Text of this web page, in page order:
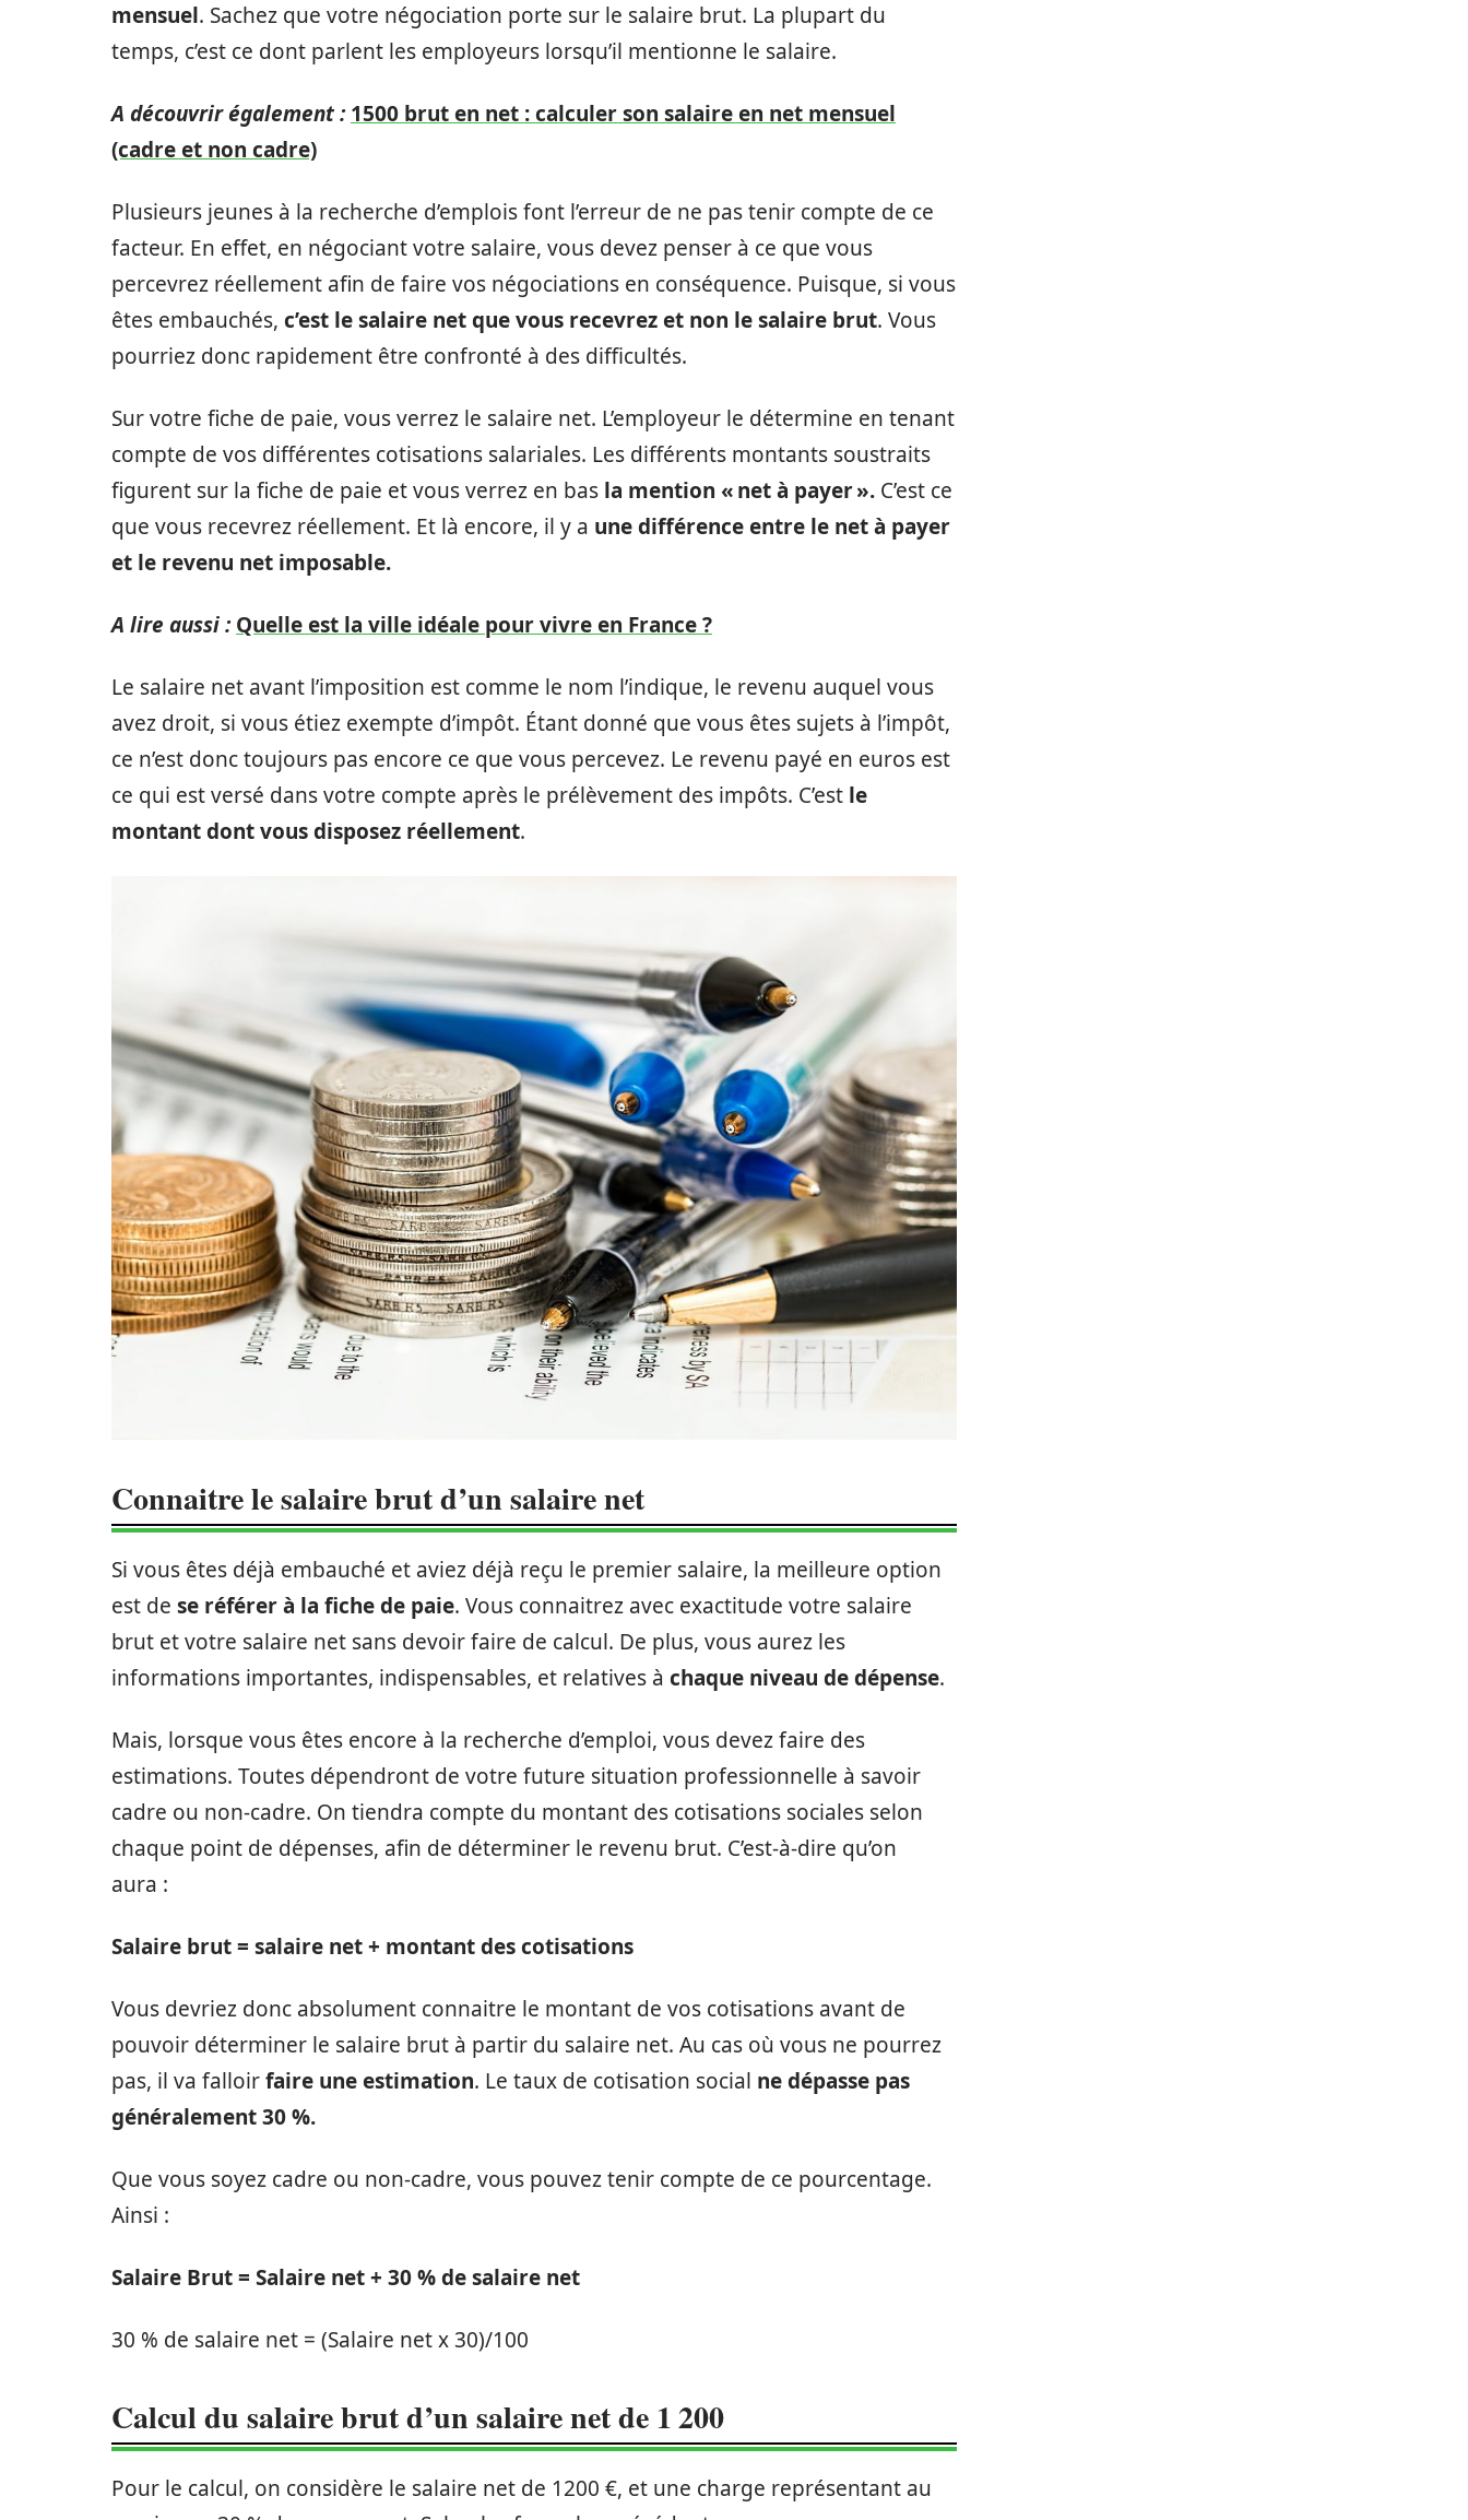
mensuel. Sachez que votre négociation porte sur le salaire brut. La plupart du
temps, c’est ce dont parlent les employeurs lorsqu’il mentionne le salaire.
A découvrir également : 1500 brut en net : calculer son salaire en net mensuel
(cadre et non cadre)
Plusieurs jeunes à la recherche d’emplois font l’erreur de ne pas tenir compte de ce
facteur. En effet, en négociant votre salaire, vous devez penser à ce que vous
percevrez réellement afin de faire vos négociations en conséquence. Puisque, si vous
êtes embauchés, c’est le salaire net que vous recevrez et non le salaire brut. Vous
pourriez donc rapidement être confronté à des difficultés.
Sur votre fiche de paie, vous verrez le salaire net. L’employeur le détermine en tenant
compte de vos différentes cotisations salariales. Les différents montants soustraits
figurent sur la fiche de paie et vous verrez en bas la mention « net à payer ». C’est ce
que vous recevrez réellement. Et là encore, il y a une différence entre le net à payer
et le revenu net imposable.
A lire aussi : Quelle est la ville idéale pour vivre en France ?
Le salaire net avant l’imposition est comme le nom l’indique, le revenu auquel vous
avez droit, si vous étiez exempte d’impôt. Étant donné que vous êtes sujets à l’impôt,
ce n’est donc toujours pas encore ce que vous percevez. Le revenu payé en euros est
ce qui est versé dans votre compte après le prélèvement des impôts. C’est le
montant dont vous disposez réellement.
Connaitre le salaire brut d’un salaire net
Si vous êtes déjà embauché et aviez déjà reçu le premier salaire, la meilleure option
est de se référer à la fiche de paie. Vous connaitrez avec exactitude votre salaire
brut et votre salaire net sans devoir faire de calcul. De plus, vous aurez les
informations importantes, indispensables, et relatives à chaque niveau de dépense.
Mais, lorsque vous êtes encore à la recherche d’emploi, vous devez faire des
estimations. Toutes dépendront de votre future situation professionnelle à savoir
cadre ou non-cadre. On tiendra compte du montant des cotisations sociales selon
chaque point de dépenses, afin de déterminer le revenu brut. C’est-à-dire qu’on
aura :
Salaire brut = salaire net + montant des cotisations
Vous devriez donc absolument connaitre le montant de vos cotisations avant de
pouvoir déterminer le salaire brut à partir du salaire net. Au cas où vous ne pourrez
pas, il va falloirfaire une estimation. Le taux de cotisation social ne dépasse pas
généralement 30 %.
Que vous soyez cadre ou non-cadre, vous pouvez tenir compte de ce pourcentage.
Ainsi :
Salaire Brut = Salaire net + 30 % de salaire net
30 % de salaire net = (Salaire net x 30)/100
Calcul du salaire brut d’un salaire net de 1 200
Pour le calcul, on considère le salaire net de 1200 €, et une charge représentant au